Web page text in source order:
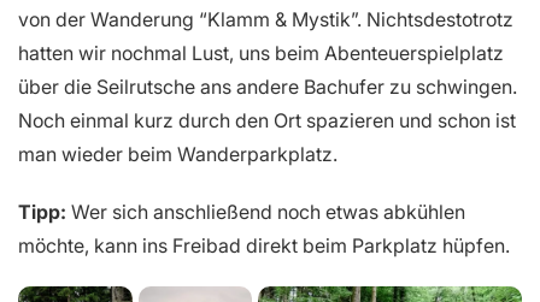
von der Wanderung “Klamm & Mystik”. Nichtsdestotrotz
hatten wir nochmal Lust, uns beim Abenteuerspielplatz
über die Seilrutsche ans andere Bachufer zu schwingen.
Noch einmal kurz durch den Ort spazieren und schon ist
man wieder beim Wanderparkplatz.
Tipp: Wer sich anschließend noch etwas abkühlen
möchte, kann ins Freibad direkt beim Parkplatz hüpfen.